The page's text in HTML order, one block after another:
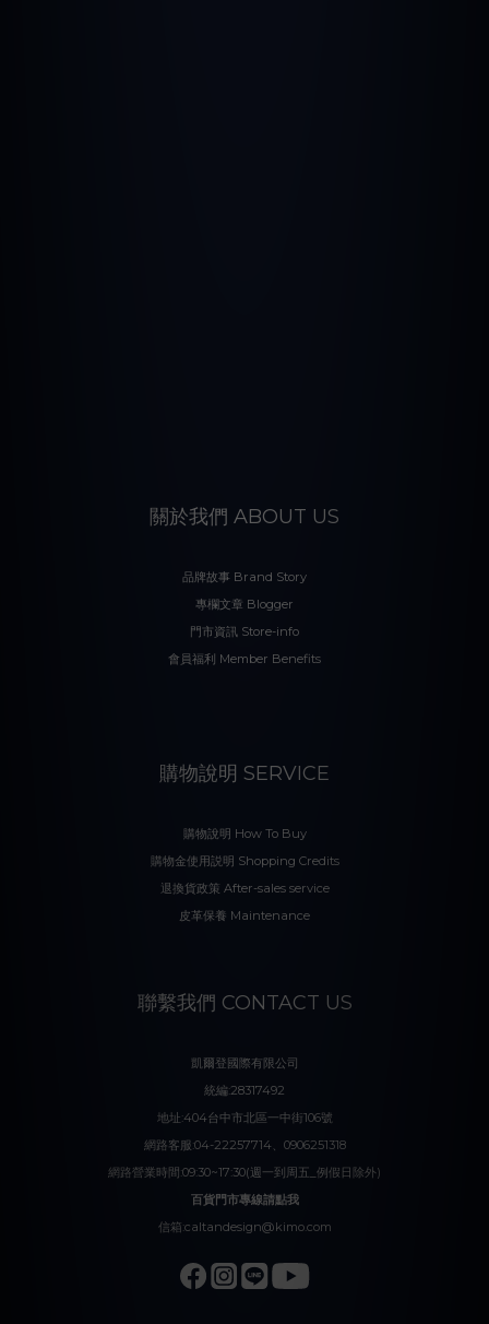
關於我們 ABOUT US
品牌故事 Brand Story
專欄文章 Blogger
門市資訊 Store-info
會員福利 Member Benefits
購物說明 SERVICE
購物說明 How To Buy
購物金使用説明 Shopping Credits
退換貨政策 After-sales service
皮革保養 Maintenance
聯繫我們 CONTACT US
凱爾登國際有限公司
統編:28317492
地址:404台中市北區一中街106號
網路客服:04-22257714、0906251318
網路營業時間:09:30~17:30(週一到周五_例假日除外)
百貨門市專線請點我
信箱:caltandesign@kimo.com